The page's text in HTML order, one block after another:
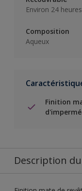
Environ 24 heures
Composition
Aqueux
Finition
Description